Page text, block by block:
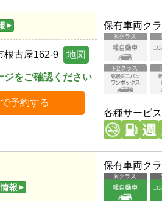
根古屋162-9 地図
ジをご確認ください
予約する
保有車両ク
各種サービス
保有車両ク